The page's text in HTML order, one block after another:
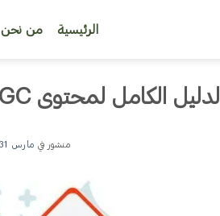
الرئيسية من نحن
الدليل الكامل لمحتوى UGC وكيف تستخدمه لزيادة المبيعات
منشور في مارس 31, 2026